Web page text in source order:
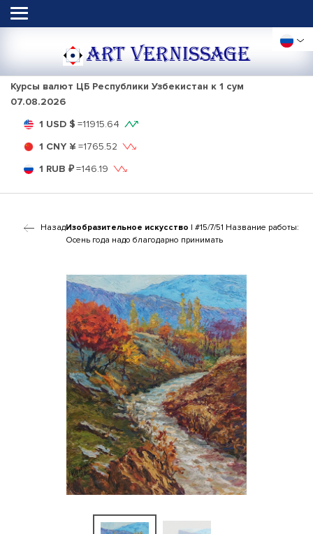
ART VERNISSAGE
Курсы валют ЦБ Республики Узбекистан к 1 сум
07.08.2026
1 USD $ =11915.64
1 CNY ¥ =1765.52
1 RUB ₽=146.19
НазадИзобразительное искусство | #15/7/51 Название работы:
Осень года надо благодарно принимать